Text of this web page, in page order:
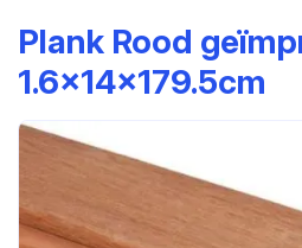
Plank Rood
1.6x14x179.5cm